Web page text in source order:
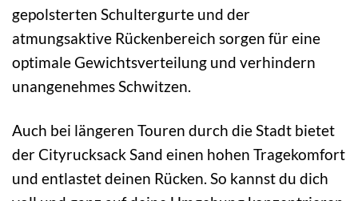
gepolsterten Schultergurte und der
atmungsaktive Rückenbereich sorgen für eine
optimale Gewichtsverteilung und verhindern
unangenehmes Schwitzen.
Auch bei längeren Touren durch die Stadt bietet
der Cityrucksack Sand einen hohen Tragekomfort
und entlastet deinen Rücken. So kannst du dich